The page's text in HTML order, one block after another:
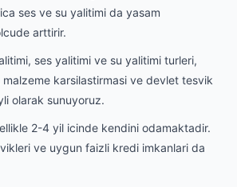
ses ve su yalitimi da yasam
arttirir.
ses yalitimi ve su yalitimi turleri,
karsilastirmasi ve devlet tesvik
olarak sunuyoruz.
2-4 yil icinde kendini odamaktadir.
ve uygun faizli kredi imkanlari da